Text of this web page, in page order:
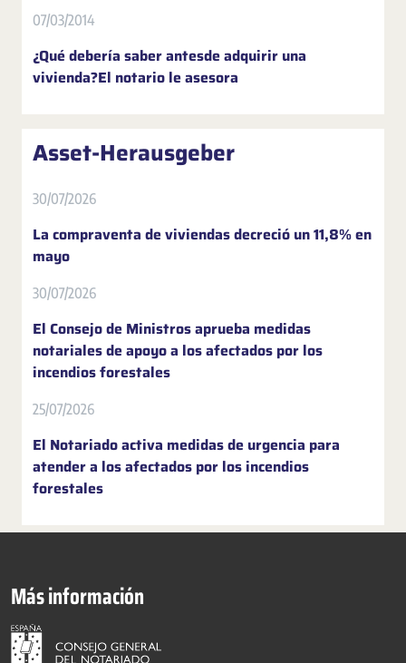
07/03/2014
¿Qué debería saber antesde adquirir una
vivienda?El notario le asesora
Asset-Herausgeber
30/07/2026
La compraventa de viviendas decreció un 11,8% en
mayo
30/07/2026
El Consejo de Ministros aprueba medidas
notariales de apoyo a los afectados por los
incendios forestales
25/07/2026
El Notariado activa medidas de urgencia para
atender a los afectados por los incendios
forestales
Más información